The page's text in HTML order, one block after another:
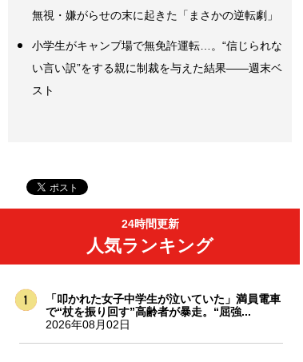
無視・嫌がらせの末に起きた「まさかの逆転劇」
小学生がキャンプ場で無免許運転…。“信じられな
い言い訳”をする親に制裁を与えた結果――週末ベ
スト
24時間更新
人気ランキング
「叩かれた女子中学生が泣いていた」満員電車
で“杖を振り回す”高齢者が暴走。“屈強...
2026年08月02日